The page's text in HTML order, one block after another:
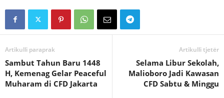
Artikulli paraprak
Sambut Tahun Baru 1448
H, Kemenag Gelar Peaceful
Muharam di CFD Jakarta
Artikulli tjetër
Selama Libur Sekolah,
Malioboro Jadi Kawasan
CFD Sabtu & Minggu